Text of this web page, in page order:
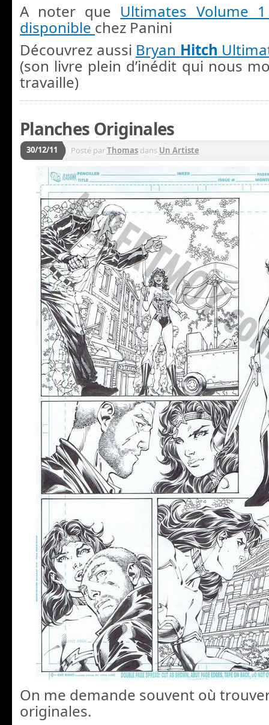
A noter que Ultimates Volume
disponiblechez Panini
Découvrez aussi Bryan Hitch
(son livre plein d’inédit qui nous
travaille)
Planches Originales
30/12/11 Posté parThomas dans Un Artiste
On me demande souvent où
originales.